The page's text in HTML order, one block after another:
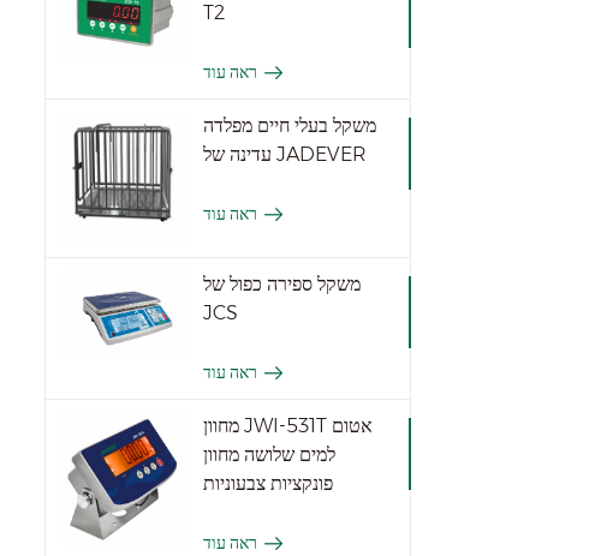
T2
ראה עוד
משקל בעלי חיים מפלדה
עדינה של JADEVER
ראה עוד
משקל ספירה כפול של
JCS
ראה עוד
מחוון JWI-531T אטום
למים שלושה מחוון
פונקציות צבעוניות
ראה עוד